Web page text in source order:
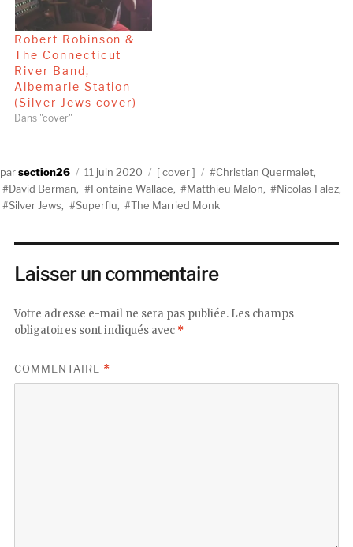
Robert Robinson &
The Connecticut
River Band,
Albemarle Station
(Silver Jews cover)
Dans "cover"
Auteursection26
Publié
le
11 juin 2020 Catégories
cover Étiquettes
Christian Quermalet
David Berman
Fontaine Wallace Matthieu Malon Nicolas Falez
Silver Jews
Superflu The Married Monk
Laisser un commentaire
Votre adresse e-mail ne sera pas publiée. Les champs
obligatoires sont indiqués avec *
COMMENTAIRE *